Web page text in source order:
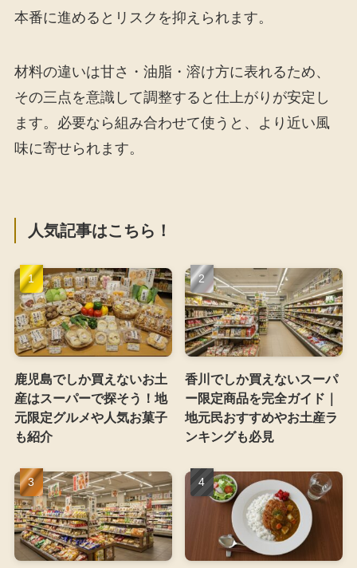
本番に進めるとリスクを抑えられます。
材料の違いは甘さ・油脂・溶け方に表れるため、
その三点を意識して調整すると仕上がりが安定し
ます。必要なら組み合わせて使うと、より近い風
味に寄せられます。
人気記事はこちら！
鹿児島でしか買えないお土
産はスーパーで探そう！地
元限定グルメや人気お菓子
も紹介
香川でしか買えないスーパ
ー限定商品を完全ガイド｜
地元民おすすめやお土産ラ
ンキングも必見